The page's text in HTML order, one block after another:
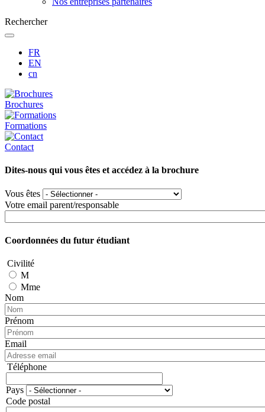
Rechercher
FR
EN
cn
Brochures
Formations
Contact
Dites-nous qui vous êtes et accédez à la brochure
Vous êtes
Votre email parent/responsable
Coordonnées du futur étudiant
Civilité
M
Mme
Nom
Prénom
Email
Téléphone
Adresse
Pays
Code postal